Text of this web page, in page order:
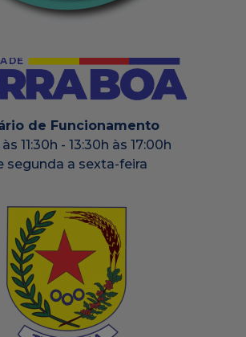
de Funcionamento
11:30h - 13:30h às 17:00h
segunda a sexta-feira